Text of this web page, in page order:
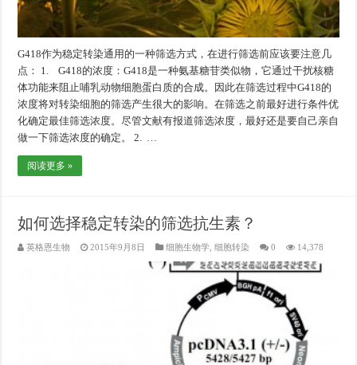
G418作为稳定转染通用的一种筛选方式，在进行筛选前应该要注意几
点： 1. G418的浓度：G418是一种氨基糖苷类似物，它通过干扰核糖
体功能来阻止哺乳动物细胞蛋白质的合成。因此在筛选过程中G418的
浓度将对转染细胞的筛选产生很大的影响。在筛选之前最好进行条件优
化确定最佳筛选浓度。尽管文献有报道筛选浓度，最好还是要自己亲自
做一下筛选浓度的确定。 2. …
阅读更多 »
如何选择稳定转染的筛选抗生素？
英格恩生物 2015年9月8日 细胞生物学 ,细胞转染 0 14,378